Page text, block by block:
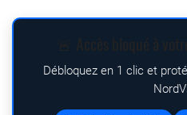
Débloquez en 1 clic et